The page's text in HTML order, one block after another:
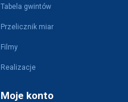
Tabela gwintów
Przelicznik miar
Filmy
Realizacje
Moje konto